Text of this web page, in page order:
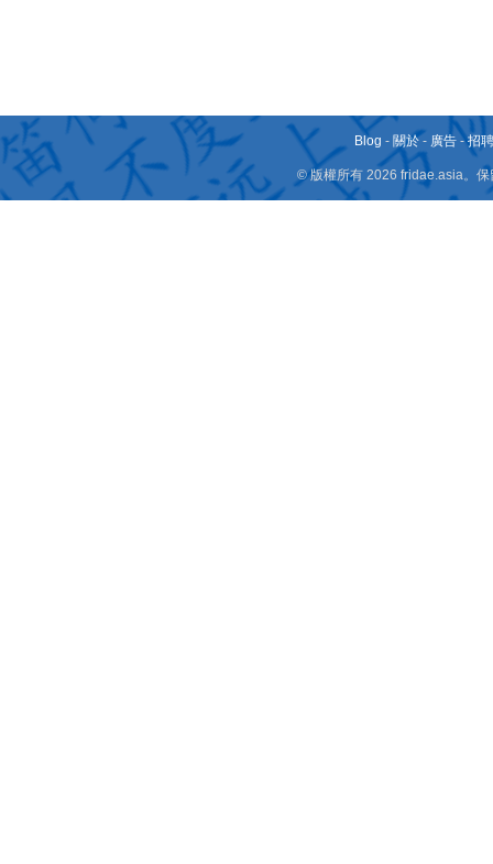
Blog - 關於 - 廣告 -招
© 版權所有 2026 fridae.asia。